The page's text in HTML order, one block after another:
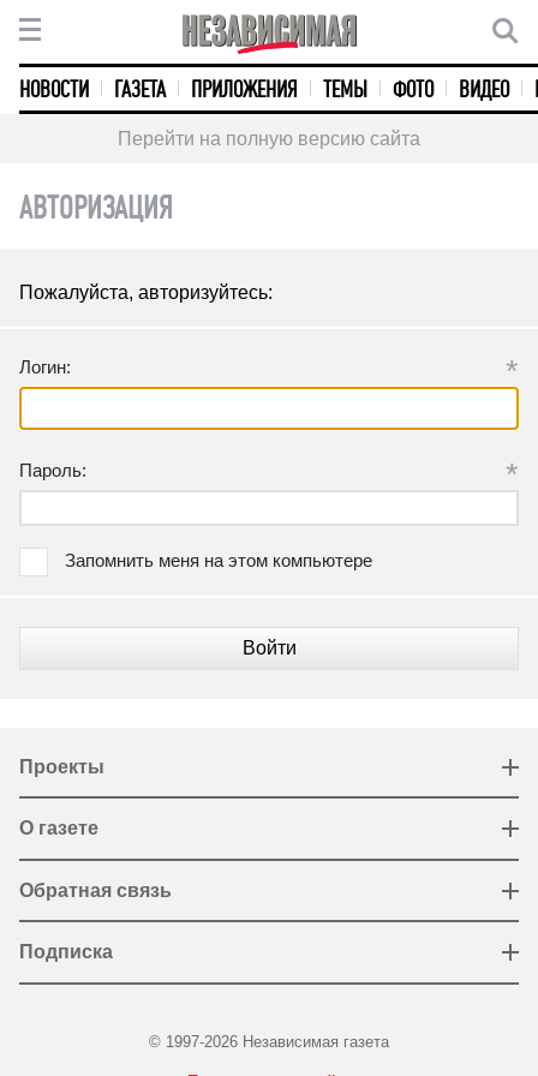
НОВОСТИ ГАЗЕТА ПРИЛОЖЕНИЯ ТЕМЫ ФОТО ВИДЕО
Перейти на полную версию сайта
АВТОРИЗАЦИЯ
Пожалуйста, авторизуйтесь:
Логин: *
Пароль: *
Запомнить меня на этом компьютере
Войти
Проекты
О газете
Обратная связь
Подписка
© 1997-2026 Независимая газета